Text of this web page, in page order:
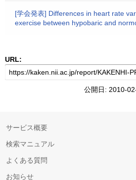
[学会発表] Differences in heart rate
exercise between hypobaric and
URL:
公開日: 2010-
サービス概要
検索マニュアル
よくある質問
お知らせ